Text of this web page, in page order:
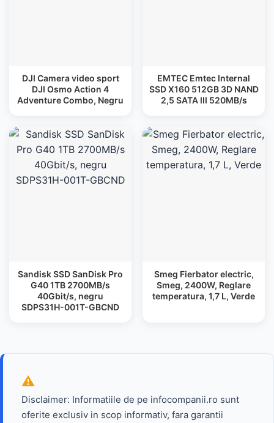
DJI Camera video sport
DJI Osmo Action 4
Adventure Combo, Negru
EMTEC Emtec Internal
SSD X160 512GB 3D NAND
2,5 SATA III 520MB/s
Sandisk SSD SanDisk Pro
G40 1TB 2700MB/s
40Gbit/s, negru
SDPS31H-001T-GBCND
Smeg Fierbator electric,
Smeg, 2400W, Reglare
temperatura, 1,7 L, Verde
Disclaimer: Informatiile de pe infocompanii.ro sunt
oferite exclusiv in scop informativ, fara garantii